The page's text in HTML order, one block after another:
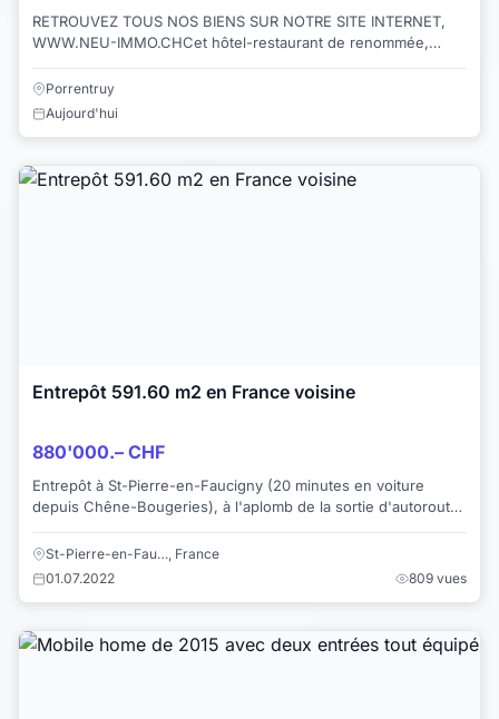
RETROUVEZ TOUS NOS BIENS SUR NOTRE SITE INTERNET,
WWW.NEU-IMMO.CHCet hôtel-restaurant de renommée,
Porrentruy
Aujourd'hui
Entrepôt 591.60 m2 en France voisine
880'000.– CHF
Entrepôt à St-Pierre-en-Faucigny (20 minutes en voiture
depuis Chêne-Bougeries), à l'aplomb de la sortie d'autoroute
St-Pierre-en-Fau…, France
01.07.2022
809 vues